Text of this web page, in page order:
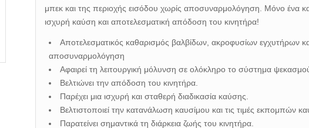
μπεκ και της περιοχής εισόδου χωρίς αποσυναρμολόγηση. Μόνο ένα
ισχυρή καύση και αποτελεσματική απόδοση του κινητήρα!
Αποτελεσματικός καθαρισμός βαλβίδων, ακροφυσίων εγχυτήρων
αποσυναρμολόγηση
Αφαιρεί τη λειτουργική μόλυνση σε ολόκληρο το σύστημα
Βελτιώνει την απόδοση του κινητήρα.
Παρέχει μια ισχυρή και σταθερή διαδικασία καύσης.
Βελτιστοποιεί την κατανάλωση καυσίμου και τις τιμές εκπομπών
Παρατείνει σημαντικά τη διάρκεια ζωής του κινητήρα.